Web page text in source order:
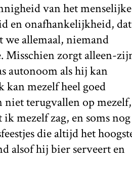
van het menselijke
en onafhankelijkheid, dat
allemaal, niemand
Misschien zorgt alleen-
autonoom als hij kan
mezelf heel goed
niet terugvallen op mezelf,
mezelf zag, en soms nog
die altijd het
alsof hij bier serveert en